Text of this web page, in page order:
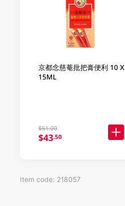
京都念慈菴批把膏便利 10 X
15ML
$51.00
$43.50
Item code: 218057